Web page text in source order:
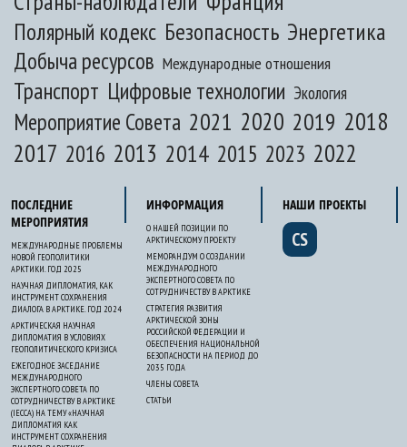
Полярный кодекс Безопасность Энергетика
Добыча ресурсов Международные отношения
Транспорт Цифровые технологии Экология
Мероприятие Совета 2021 2020 2019 2018
2017 2016 2013 2014 2015 2023 2022
ПОСЛЕДНИЕ
МЕРОПРИЯТИЯ
МЕЖДУНАРОДНЫЕ ПРОБЛЕМЫ
НОВОЙ ГЕОПОЛИТИКИ
АРКТИКИ. ГОД 2025
НАУЧНАЯ ДИПЛОМАТИЯ, КАК
ИНСТРУМЕНТ СОХРАНЕНИЯ
ДИАЛОГА В АРКТИКЕ. ГОД 2024
АРКТИЧЕСКАЯ НАУЧНАЯ
ДИПЛОМАТИЯ В УСЛОВИЯХ
ГЕОПОЛИТИЧЕСКОГО КРИЗИСА
ЕЖЕГОДНОЕ ЗАСЕДАНИЕ
МЕЖДУНАРОДНОГО
ЭКСПЕРТНОГО СОВЕТА ПО
СОТРУДНИЧЕСТВУ В АРКТИКЕ
(IECCA) НА ТЕМУ «НАУЧНАЯ
ДИПЛОМАТИЯ КАК
ИНСТРУМЕНТ СОХРАНЕНИЯ
ИНФОРМАЦИЯ
О НАШЕЙ ПОЗИЦИИ ПО
АРКТИЧЕСКОМУ ПРОЕКТУ
МЕМОРАНДУМ О СОЗДАНИИ
МЕЖДУНАРОДНОГО
ЭКСПЕРТНОГО СОВЕТА ПО
СОТРУДНИЧЕСТВУ В АРКТИКЕ
СТРАТЕГИЯ РАЗВИТИЯ
АРКТИЧЕСКОЙ ЗОНЫ
РОССИЙСКОЙ ФЕДЕРАЦИИ И
ОБЕСПЕЧЕНИЯ НАЦИОНАЛЬНОЙ
БЕЗОПАСНОСТИ НА ПЕРИОД ДО
2035 ГОДА
ЧЛЕНЫ СОВЕТА
СТАТЬИ
НАШИ ПРОЕКТЫ
CS